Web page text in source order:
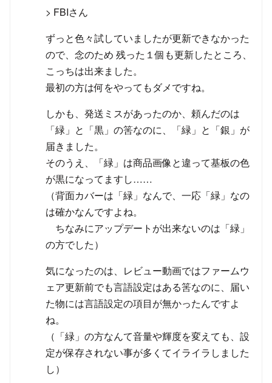
> FBIさん
ずっと色々試していましたが更新できなかった
ので、念のため 残った１個も更新したところ、
こっちは出来ました。
最初の方は何をやってもダメですね。
しかも、発送ミスがあったのか、頼んだのは
「緑」と「黒」の筈なのに、「緑」と「銀」が
届きました。
そのうえ、「緑」は商品画像と違って基板の色
が黒になってますし……
（背面カバーは「緑」なんで、一応「緑」なの
は確かなんですよね。
ちなみにアップデートが出来ないのは「緑」
の方でした）
気になったのは、レビュー動画ではファームウ
ェア更新前でも言語設定はある筈なのに、届い
た物には言語設定の項目が無かったんですよ
ね。
（「緑」の方なんて音量や輝度を変えても、設
定が保存されない事が多くてイライラしました
し）